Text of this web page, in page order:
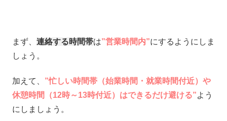
まず、 連絡する時間帯は”営業時間内”にするようにしま
しょう。
加えて、 ”忙しい時間帯（始業時間・就業時間付近）や
休憩時間（12時～13時付近）はできるだけ避ける”よう
にしましょう。